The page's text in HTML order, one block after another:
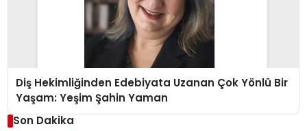
Diş Hekimliğinden Edebiyata Uzanan Çok Yönlü Bir
Yaşam: Yeşim Şahin Yaman
Son Dakika